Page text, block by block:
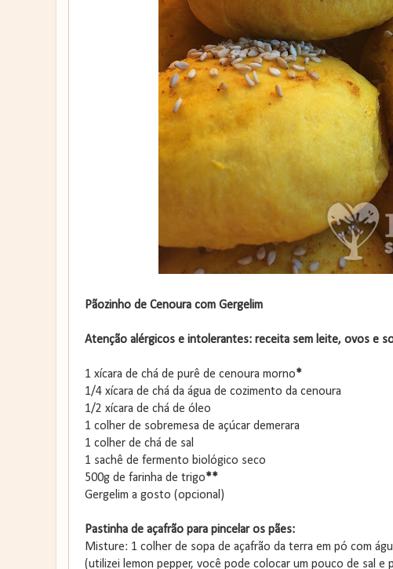
Pãozinho de Cenoura com Gergelim
Atenção alérgicos e intolerantes: receita sem leite, ovos e
1 xícara de chá de purê de cenoura morno*
1/4 xícara de chá da água de cozimento da cenoura
1/2 xícara de chá de óleo
1 colher de sobremesa de açúcar demerara
1 colher de chá de sal
1 sachê de fermento biológico seco
500g de farinha de trigo**
Gergelim a gosto (opcional)
Pastinha de açafrão para pincelar os pães:
Misture: 1 colher de sopa de açafrão da terra em pó com
(utilizei lemon pepper, você pode colocar um pouco de sal e